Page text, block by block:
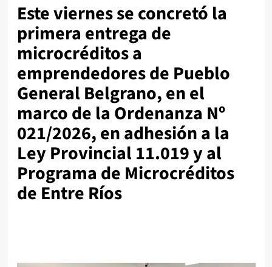
Este viernes se concretó la
primera entrega de
microcréditos a
emprendedores de Pueblo
General Belgrano, en el
marco de la Ordenanza Nº
021/2026, en adhesión a la
Ley Provincial 11.019 y al
Programa de Microcréditos
de Entre Ríos